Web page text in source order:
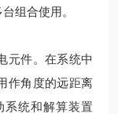
组合使用。
元件。在系统中
作角度的远距离
系统和解算装置